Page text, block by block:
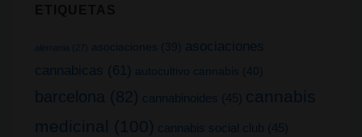
alemania (27) asociaciones (39)
asociaciones
cannabicas (61) autocultivo cannabis (40)
barcelona (82) cannabinoides (45) cannabis
medicinal (100) cannabis social club (45)